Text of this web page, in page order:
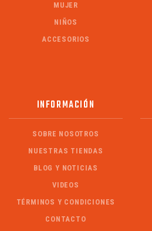
MUJER
NIÑOS
ACCESORIOS
INFORMACIÓN
SOBRE NOSOTROS
NUESTRAS TIENDAS
BLOG Y NOTICIAS
VIDEOS
TÉRMINOS Y CONDICIONES
CONTACTO